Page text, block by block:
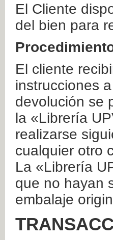
El Cliente
del bien para
El cliente
instrucciones
devolución se
la «Librería
realizarse
cualquier otro
La «Librería
que no hayan
embalaje